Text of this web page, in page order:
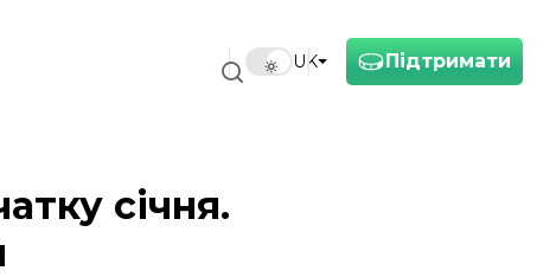
Підтримати
UK
січня.